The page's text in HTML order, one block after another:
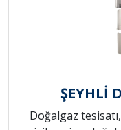
ŞEYHLİ
Doğalgaz